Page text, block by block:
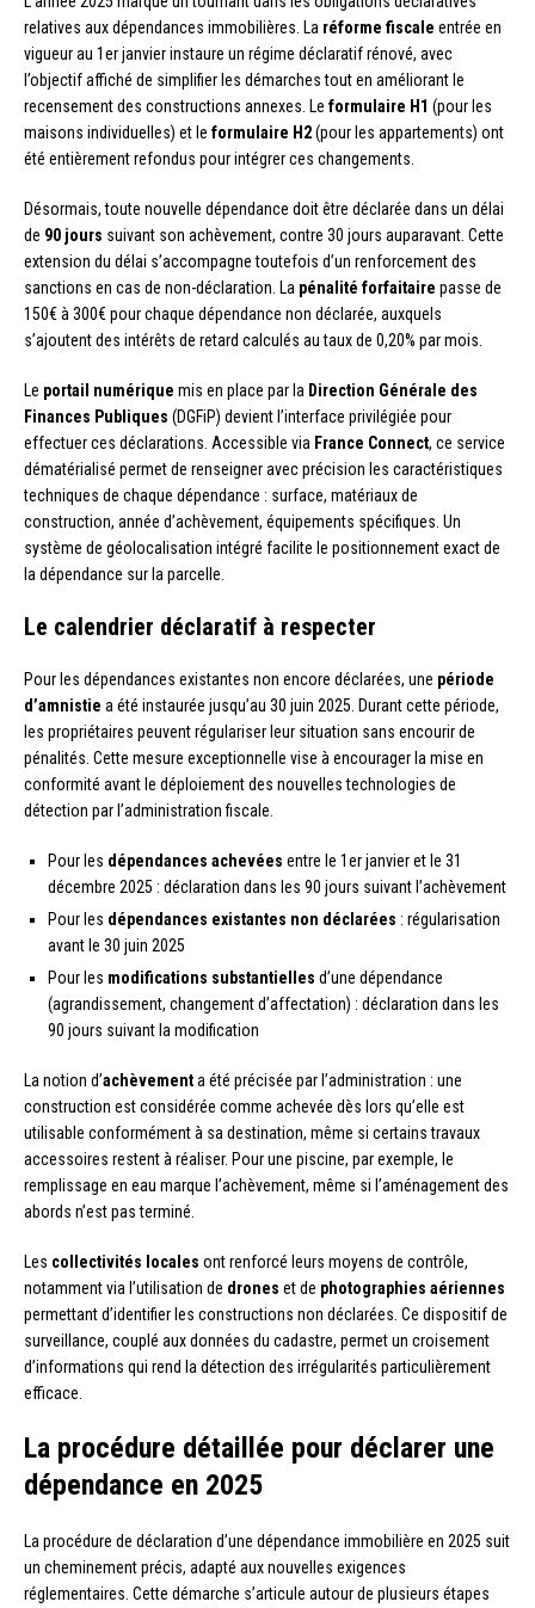
relatives aux dépendances immobilières. La réforme fiscale entrée en
vigueur au 1er janvier instaure un régime déclaratif rénové, avec
l’objectif affiché de simplifier les démarches tout en améliorant le
recensement des constructions annexes. Le formulaire H1 (pour les
maisons individuelles) et le formulaire H2(pour les appartements) ont
été entièrement refondus pour intégrer ces changements.
Désormais, toute nouvelle dépendance doit être déclarée dans un délai
de 90 jours suivant son achèvement, contre 30 jours auparavant. Cette
extension du délai s’accompagne toutefois d’un renforcement des
sanctions en cas de non-déclaration. La pénalité forfaitaire passe de
150€ à 300€ pour chaque dépendance non déclarée, auxquels
s’ajoutent des intérêts de retard calculés au taux de 0,20% par mois.
Le portail numérique mis en place par la Direction Générale des
Finances Publiques (DGFiP) devient l’interface privilégiée pour
effectuer ces déclarations. Accessible via France Connect, ce service
dématérialisé permet de renseigner avec précision les caractéristiques
techniques de chaque dépendance : surface, matériaux de
construction, année d’achèvement, équipements spécifiques. Un
système de géolocalisation intégré facilite le positionnement exact de
la dépendance sur la parcelle.
Le calendrier déclaratif à respecter
Pour les dépendances existantes non encore déclarées, une période
d’amnistie a été instaurée jusqu’au 30 juin 2025. Durant cette période,
les propriétaires peuvent régulariser leur situation sans encourir de
pénalités. Cette mesure exceptionnelle vise à encourager la mise en
conformité avant le déploiement des nouvelles technologies de
détection par l’administration fiscale.
Pour les dépendances achevées entre le 1er janvier et le 31
décembre 2025 : déclaration dans les 90 jours suivant l’achèvement
Pour les dépendances existantes non déclarées : régularisation
avant le 30 juin 2025
Pour les modifications substantielles d’une dépendance
(agrandissement, changement d’affectation) : déclaration dans les
90 jours suivant la modification
La notion d’achèvementa été précisée par l’administration : une
construction est considérée comme achevée dès lors qu’elle est
utilisable conformément à sa destination, même si certains travaux
accessoires restent à réaliser. Pour une piscine, par exemple, le
remplissage en eau marque l’achèvement, même si l’aménagement des
abords n’est pas terminé.
Les collectivités locales ont renforcé leurs moyens de contrôle,
notamment via l’utilisation de drones et de photographies aériennes
permettant d’identifier les constructions non déclarées. Ce dispositif de
surveillance, couplé aux données du cadastre, permet un croisement
d’informations qui rend la détection des irrégularités particulièrement
efficace.
La procédure détaillée pour déclarer une
dépendance en 2025
La procédure de déclaration d’une dépendance immobilière en 2025 suit
un cheminement précis, adapté aux nouvelles exigences
réglementaires. Cette démarche s’articule autour de plusieurs étapes